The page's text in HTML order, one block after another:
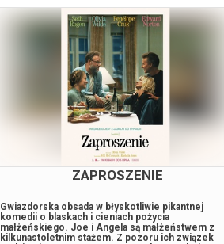
ZAPROSZENIE
Gwiazdorska obsada w błyskotliwie pikantnej
komedii o blaskach i cieniach pożycia
małżeńskiego. Joe i Angela są małżeństwem z
kilkunastoletnim stażem. Z pozoru ich związek